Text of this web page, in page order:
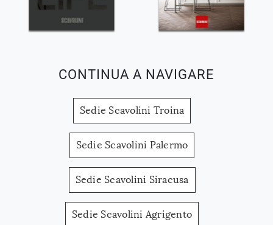
CONTINUA A NAVIGARE
Sedie Scavolini Troina
Sedie Scavolini Palermo
Sedie Scavolini Siracusa
Sedie Scavolini Agrigento